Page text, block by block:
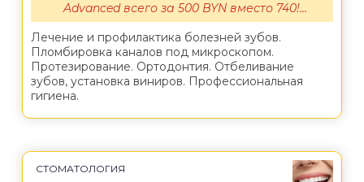
Лечение и профилактика болезней зубов.
Пломбировка каналов под микроскопом.
Протезирование. Ортодонтия. Отбеливание
зубов, установка виниров. Профессиональная
гигиена.
Advanced всего за 500 BYN вместо 740!...
СТОМАТОЛОГИЯ